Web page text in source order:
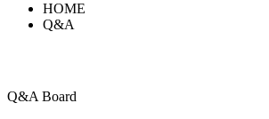
HOME
Q&A
Q&A Board